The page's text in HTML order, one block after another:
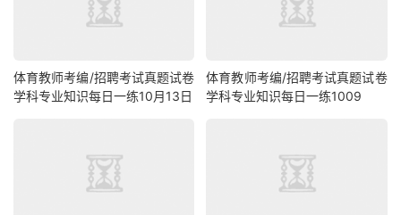
体育教师考编/招聘考试真题试卷
学科专业知识每日一练10月13日
体育教师考编/招聘考试真题试卷
学科专业知识每日一练1009